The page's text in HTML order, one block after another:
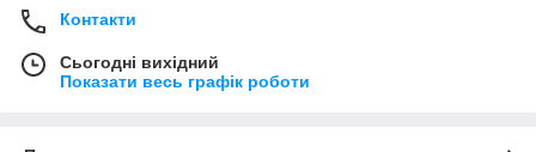
Контакти
Сьогодні вихідний
Показати весь графік роботи